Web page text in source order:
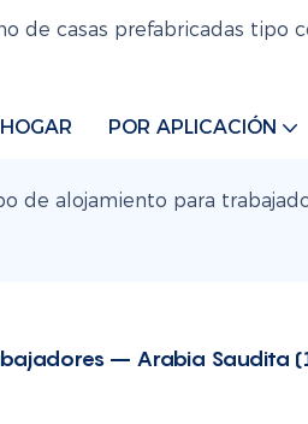
de casas prefabricadas tipo
HOGAR POR APLICACIÓN
de alojamiento para
– Arabia Saudita